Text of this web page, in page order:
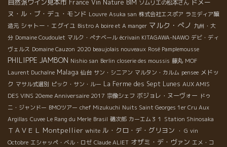
自然派ワイン見本市 France Vin Nature BIM ソムリエの松本さん ドメー
ヌ・ル・ブ・デュ・モンド Louvre Asuka san 株式会社エスポア ラミディア醸
造元 シャトー・エグイユ Bistro A boire et A manger マルク・ぺノ 九州・大
分 Domaine Coudoulet マルク・ぺナベール écrivain KITAGAWA-NAWO デビ・ディ
ヴェルス Domaine Cauzon 2020 beaujolais nouveaux Rosé Pamplemousse
PHILIPPE JAMBON Nishio san Berlin closerie des moussis 藤丸 MOF
Laurent Duchaîne Malaga 仙台 サン・シニアン マルタン・カルム pensee メドッ
ク マサル式選別 ピック・サン・ルー La Ferme des Sept Lunes AUX AMIS
DES VINS 20eme Anniversaire 2017 宗像シェフ ボジョレ・ヌーヴォー ドゥ
ニ・ジャンドー BMOツアー chef Mizukuchi Nuits Saint Georges 1er Cru Aux
Argillas Cuvee Le Rang du Merle Brasil 磯次郎 カーエム３１ Station Shinosaka
ＴＡＶＥＬ Montpellier white ル・クロ・デ・グリヨン ・ G vin
Octobre エシャッペ・ベル・ロゼ Claude ALIET オザミ・デ・ヴァン エメ・コ